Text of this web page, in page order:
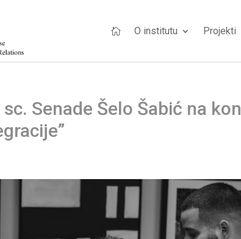
 O institutu Projekti
Senade Šelo Šabić na